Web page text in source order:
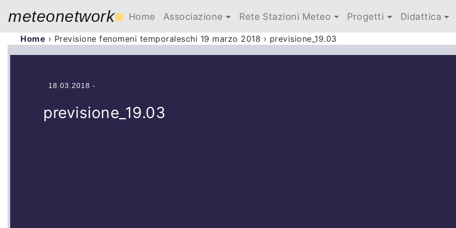
meteonetwork■ Home Associazione Rete Stazioni Meteo Progetti Didattica
Home › Previsione fenomeni temporaleschi 19 marzo 2018 › previsione_19.03
18.03.2018 -
previsione_19.03